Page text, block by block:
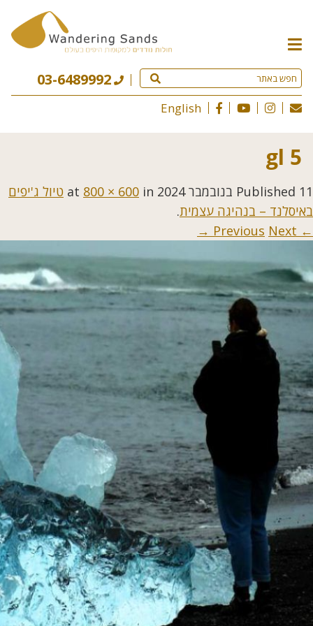
תפריט
האתר
03-6489992
English
gl 5
Published 11 בנובמבר 2024 800 × 600 in
טיול ג'יפים
באיסלנד – בנהיגה עצמית.
← Previous
Next →